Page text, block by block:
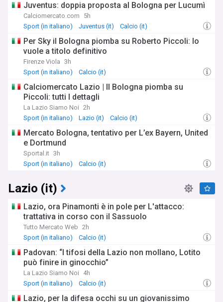
Juventus: doppia proposta al Bologna per Lucumì
Calciomercato.com
5h
Sport (in italiano)
Juventus (it) Calcio (it)
Per Sky il Bologna piomba su Roberto Piccoli: lo
vuole a titolo definitivo
Firenze Viola 3h
Sport (in italiano)
Calcio (it)
Calciomercato Lazio | Il Bologna piomba su
Piccoli: tutti I dettagli
La Lazio Siamo Noi 2h
Sport (in italiano)
Lazio (it) Calcio (it)
Mercato Bologna, tentativo per L’ex Bayern, United
e Dortmund
Sportal.it 3h
Sport (in italiano)
Calcio (it)
Lazio (it)
Lazio, ora Pinamonti è in pole per L'attacco:
trattativa in corso con il Sassuolo
Tutto Mercato Web 2h
Sport (in italiano)
Calcio (it)
Padovan: “I tifosi della Lazio non mollano, Lotito
può finire in ginocchio”
La Lazio Siamo Noi
4h
Sport (in italiano)
Calcio (it)
Lazio, per la difesa occhi su un giovanissimo